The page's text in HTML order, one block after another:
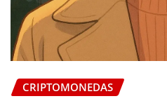
CRIPTOMONEDAS